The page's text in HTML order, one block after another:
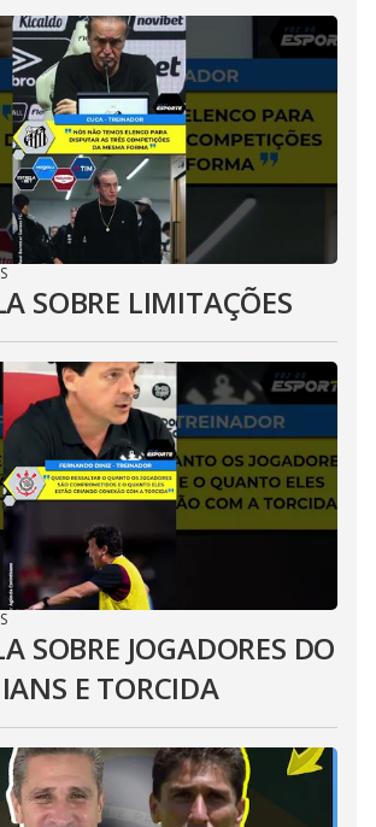
SOBRE LIMITAÇÕES
SOBRE JOGADORES DO
E TORCIDA